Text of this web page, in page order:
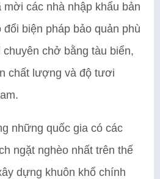
các nhà nhập khẩu bản
biện pháp bảo quản phù
chở bằng tàu biển,
chất lượng và độ tươi
những quốc gia có các
ngặt nghèo nhất trên thế
dựng khuôn khổ chính